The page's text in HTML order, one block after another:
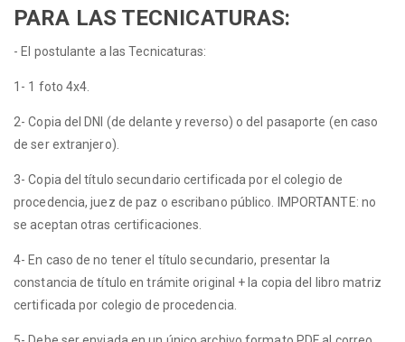
PARA LAS TECNICATURAS:
- El postulante a las Tecnicaturas:
1- 1 foto 4x4.
2- Copia del DNI (de delante y reverso) o del pasaporte (en caso
de ser extranjero).
3- Copia del título secundario certificada por el colegio de
procedencia, juez de paz o escribano público. IMPORTANTE: no
se aceptan otras certificaciones.
4- En caso de no tener el título secundario, presentar la
constancia de título en trámite original + la copia del libro matriz
certificada por colegio de procedencia.